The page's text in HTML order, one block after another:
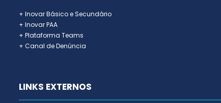
+ Inovar Básico e Secundário
+ Inovar PAA
+ Plataforma Teams
+ Canal de Denúncia
LINKS EXTERNOS